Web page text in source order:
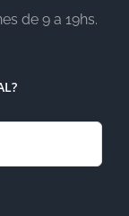
de 9 a 19hs.